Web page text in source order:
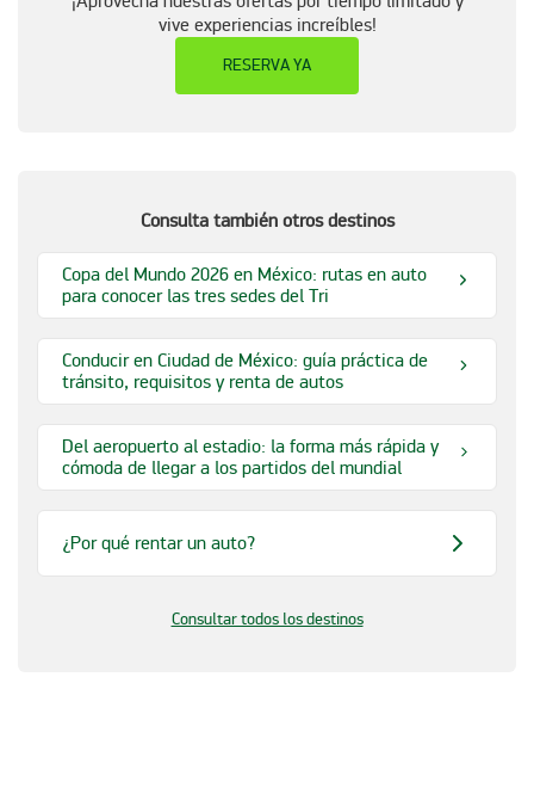
vive experiencias increíbles!
RESERVA YA
Consulta también otros destinos
Copa del Mundo 2026 en México: rutas en auto
para conocer las tres sedes del Tri
Conducir en Ciudad de México: guía práctica de
tránsito, requisitos y renta de autos
Del aeropuerto al estadio: la forma más rápida y
cómoda de llegar a los partidos del mundial
¿Por qué rentar un auto?
Consultar todos los destinos